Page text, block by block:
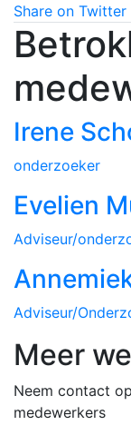
Share on Twitter
Irene
onderzoeker
Evelien
Adviseur/
Adviseur/
Meer
Neem contact
medewerkers